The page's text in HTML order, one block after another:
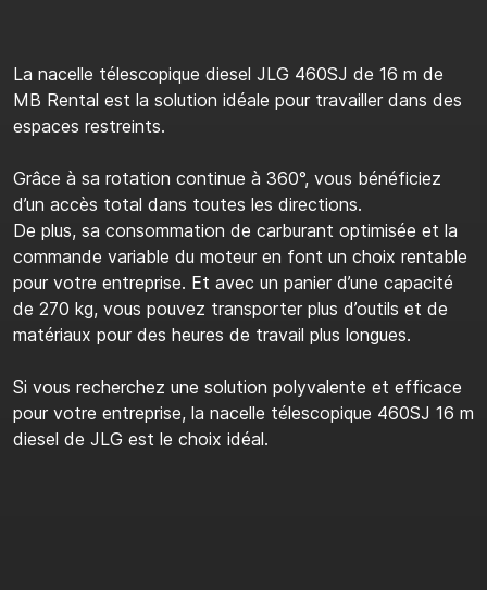
La nacelle télescopique diesel JLG 460SJ de 16 m de
MB Rental est la solution idéale pour travailler dans des
espaces restreints.
Grâce à sa rotation continue à 360°, vous bénéficiez
d’un accès total dans toutes les directions.
De plus, sa consommation de carburant optimisée et la
commande variable du moteur en font un choix rentable
pour votre entreprise. Et avec un panier d’une capacité
de 270 kg, vous pouvez transporter plus d’outils et de
matériaux pour des heures de travail plus longues.
Si vous recherchez une solution polyvalente et efficace
pour votre entreprise, la nacelle télescopique 460SJ 16 m
diesel de JLG est le choix idéal.